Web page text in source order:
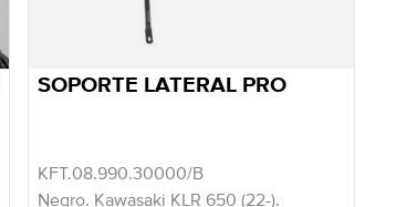
SOPORTE LATERAL PRO
KFT.08.990.30000/B
Negro. Kawasaki KLR 650 (22-).